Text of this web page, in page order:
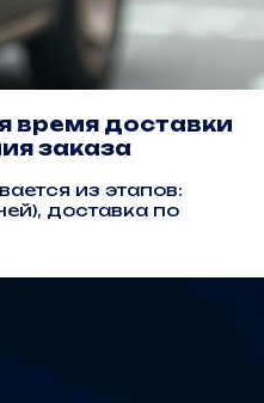
время доставки
заказа
из этапов:
доставка по